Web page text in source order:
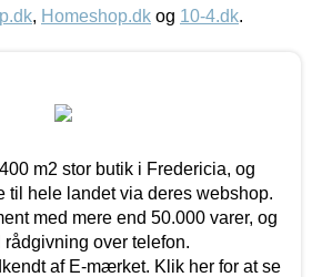
, Homeshop.dk og 10-4.dk.
m2 stor butik i Fredericia, og
til hele landet via deres webshop.
med mere end 50.000 varer, og
over telefon.
af E-mærket. Klik her for at se